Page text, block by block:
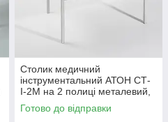
Столик медичний
інструментальний АТОН СТ-
І-2М на 2 полиці металевий,
(Aton)
Готово до відправки